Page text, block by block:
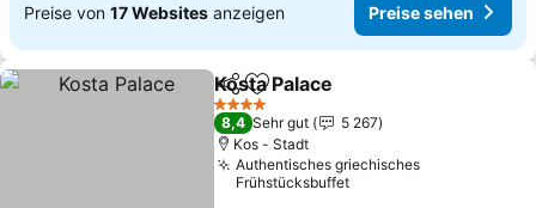
Preise von 17 Websites anzeigen Preise sehen
TeilenZu Favoriten hinzufügen
Kosta Palace
4 Sterne
8,4 Sehr gut
5 267
Kos - Stadt
Authentisches griechisches
Frühstücksbuffet